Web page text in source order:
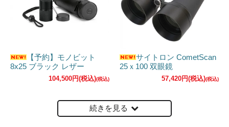
【予約】モノビット
8x25 ブラック レザー
104,500円(税込)
サイトロン CometScan
25ｘ100 双眼鏡
57,420円(税込)
続きを見る